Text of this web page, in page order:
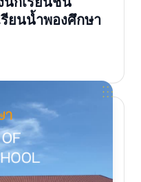
ยนน้ำพองศึกษา